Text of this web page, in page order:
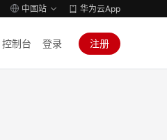
中国站 华为云App
控制台 登录 注册